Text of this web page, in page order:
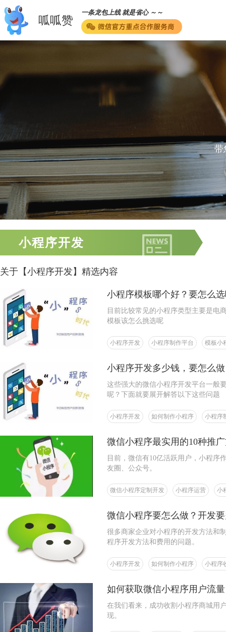
呱呱赞
一条龙包上线 就是省心 ～～
带
小程序开发
关于【小程序开发】精选内容
小程序模板哪个好？要怎么
目前比较常见的小程序类型主要是电
模板该怎么挑选呢
小程序开发 小程序制作平台 模板小
小程序开发多少钱，要怎么
这些强大的微信小程序开发平台一般
呢？下面就要展开解答以下这些问题
小程序开发 如何制作小程序 小程序
微信小程序最实用的10种推
目前，微信有10亿活跃用户，小程序
友圈、公众号。
微信小程序定制开发 小程序运营 小
微信小程序要怎么做？开发
很多商家企业对小程序的开发方法和
程序开发方法和费用的问题。
小程序开发 如何制作小程序 小程序
如何获取微信小程序用户流
在我们看来，成功收割小程序商城用
现。